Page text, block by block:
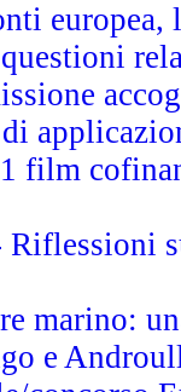
film
Riflessioni
marino:
e